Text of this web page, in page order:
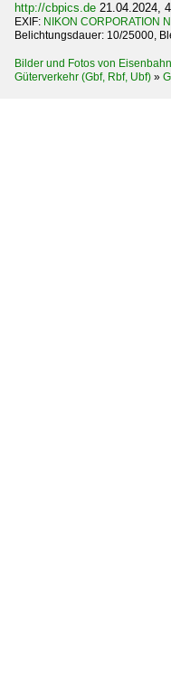
http://cbpics.de 21.04.2024,
EXIF: NIKON CORPORATION
Belichtungsdauer: 10/25000,
Bilder und Fotos von
Güterverkehr (Gbf, Rbf, Ubf) »